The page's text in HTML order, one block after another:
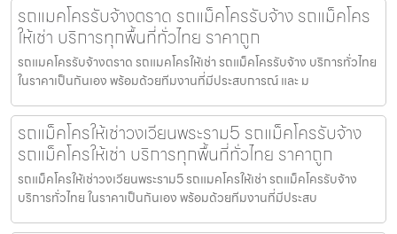
รถแมคโครรับจ้างตราด รถแม็คโครรับจ้าง รถแม็คโคร
ให้เช่า บริการทุกพื้นที่ทั่วไทย ราคาถูก
รถแมคโครรับจ้างตราด รถแมคโครให้เช่า รถแม็คโครรับจ้าง บริการทั่วไทย
ในราคาเป็นกันเอง พร้อมด้วยทีมงานที่มีประสบการณ์ และ ม
รถแม็คโครให้เช่าวงเวียนพระราม5 รถแม็คโครรับจ้าง
รถแม็คโครให้เช่า บริการทุกพื้นที่ทั่วไทย ราคาถูก
รถแม็คโครให้เช่าวงเวียนพระราม5 รถแมคโครให้เช่า รถแม็คโครรับจ้าง
บริการทั่วไทย ในราคาเป็นกันเอง พร้อมด้วยทีมงานที่มีประสบ